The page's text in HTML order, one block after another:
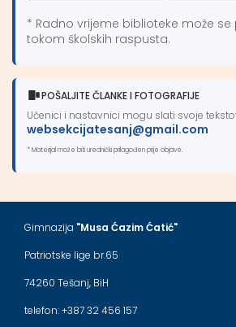
* Radno vrijeme biblioteke može
tokom školskih raspusta.
POŠALJITE ČLANKE I FOTOGRAFIJE
Učenici i nastavnici mogu slati svoje
websekcijatesanj@gmail.com
* Materijal može biti urednički prilagođen prije objave.
Gimnazija "Musa Ćazim Ćatić"
Patriotske lige br.65
74260 Tešanj, BiH
telefon: +387 32 456 157